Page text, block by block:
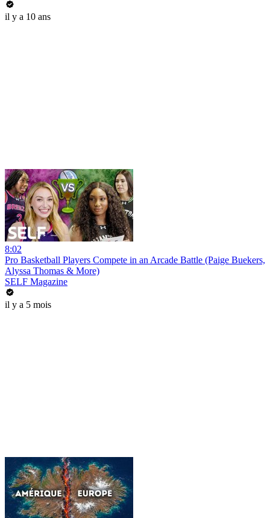
il y a 10 ans
8:02
Pro Basketball Players Compete in an Arcade Battle (Paige Buekers,
Alyssa Thomas & More)
SELF Magazine
il y a 5 mois